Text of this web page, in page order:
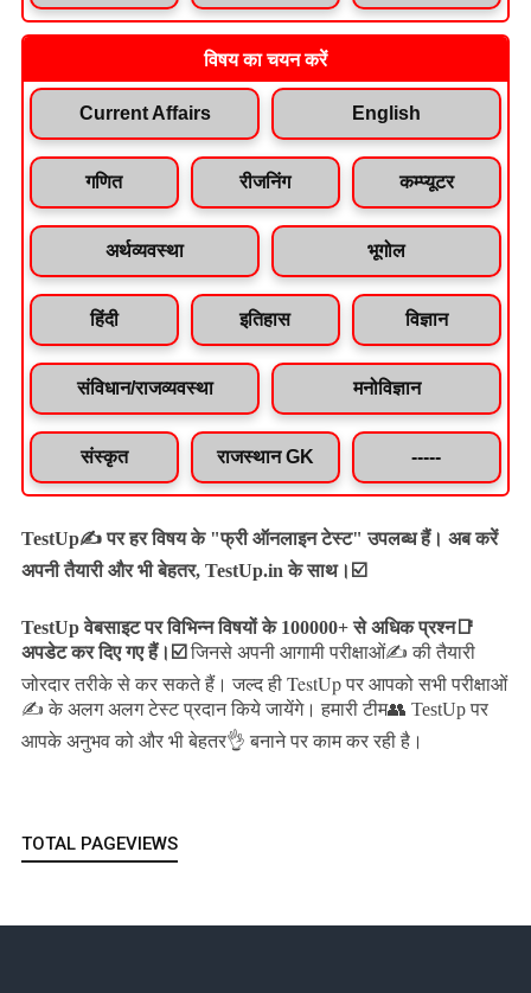
विषय का चयन करें
Current Affairs English
गणित रीजनिंग कम्प्यूटर
अर्थव्यवस्था भूगोल
हिंदी इतिहास विज्ञान
संविधान/राजव्यवस्था मनोविज्ञान
संस्कृत राजस्थान GK -----
TestUp✍️ पर हर विषय के "फ्री ऑनलाइन टेस्ट" उपलब्ध हैं। अब करें
अपनी तैयारी और भी बेहतर, TestUp.in के साथ।☑️
TestUp वेबसाइट पर विभिन्न विषयों के 100000+ से अधिक प्रश्न📑
अपडेट कर दिए गए हैं। ☑️ जिनसे अपनी आगामी परीक्षाओं✍️ की तैयारी
जोरदार तरीके से कर सकते हैं।जल्द ही TestUp पर आपको सभी परीक्षाओं
✍️ के अलग अलग टेस्ट प्रदान किये जायेंगे। हमारी टीम👥 TestUp पर
आपके अनुभव को और भी बेहतर👌 बनाने पर काम कर रही है।
TOTAL PAGEVIEWS